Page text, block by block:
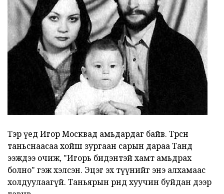
Тэр үед Игор Москвад амьдардаг байв. Төрсөн
таньснаасаа хойш зургаан сарын дараа Танд
ээждээ очиж, "Игорь бидэнтэй хамт амьдрах
болно" гэж хэлсэн. Эцэг эх түүнийг энэ алхамаас
холдуулаагүй. Таньярын өрөөнд хуучин буйдан дээр